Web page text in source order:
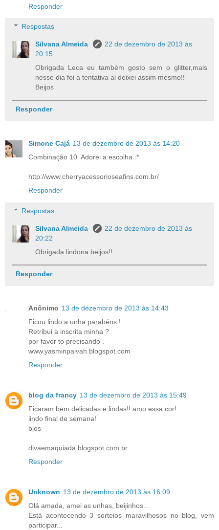
Responder
Respostas
Silvana Almeida
22 de dezembro de 2013 às
20:15
Obrigada Leca eu também gosto sem o glitter,mais
nesse dia foi a tentativa ai deixei assim mesmo!!
Beijos
Responder
Simone Cajá 13 de dezembro de 2013 às 14:20
Combinação 10. Adorei a escolha :*
http://www.cherryacessorioseafins.com.br/
Responder
Respostas
Silvana Almeida
22 de dezembro de 2013 às
20:22
Obrigada lindona beijos!!
Responder
Anônimo 13 de dezembro de 2013 às 14:43
Ficou lindo a unha parabéns !
Retribui a inscrita minha ?
por favor to precisando .
www.yasminpaivah.blogspot.com
Responder
blog da francy 13 de dezembro de 2013 às 15:49
Ficaram bem delicadas e lindas!! amo essa cor!
lindo final de semana!
bjos
divaemaquiada.blogspot.com.br
Responder
Unknown 13 de dezembro de 2013 às 16:09
Olá amada, amei as unhas, beijinhos...
Está acontecendo 3 sorteios maravilhosos no blog, vem
participar...